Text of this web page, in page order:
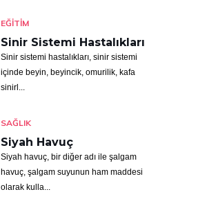
EĞITIM
Sinir Sistemi Hastalıkları
Sinir sistemi hastalıkları, sinir sistemi
içinde beyin, beyincik, omurilik, kafa
sinirl...
SAĞLIK
Siyah Havuç
Siyah havuç, bir diğer adı ile şalgam
havuç, şalgam suyunun ham maddesi
olarak kulla...